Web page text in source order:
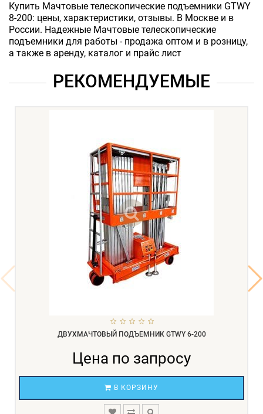
Купить Мачтовые телескопические подъемники GTWY
8-200: цены, характеристики, отзывы. В Москве и в
России. Надежные Мачтовые телескопические
подъемники для работы - продажа оптом и в розницу,
а также в аренду, каталог и прайс лист
РЕКОМЕНДУЕМЫЕ
ДВУХМАЧТОВЫЙ ПОДЪЕМНИК GTWY 6-200
Цена по запросу
В КОРЗИНУ